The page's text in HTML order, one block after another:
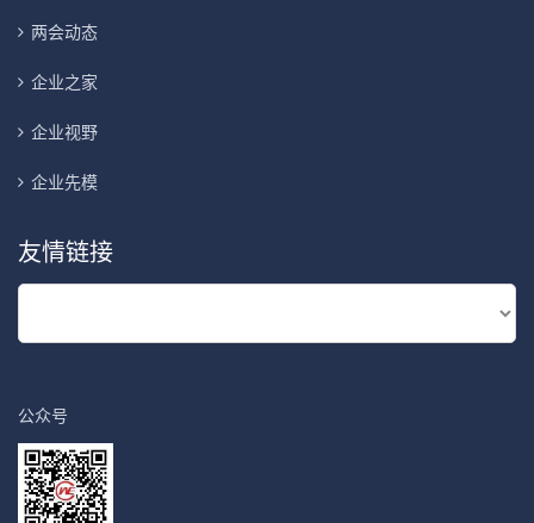
两会动态
企业之家
企业视野
企业先模
友情链接
公众号